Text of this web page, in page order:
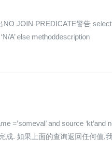
JOIN PREDICATE警告 select
A’ else methoddescription
=’someval’ and source ‘kt’and
成. 如果上面的查询返回任何值,